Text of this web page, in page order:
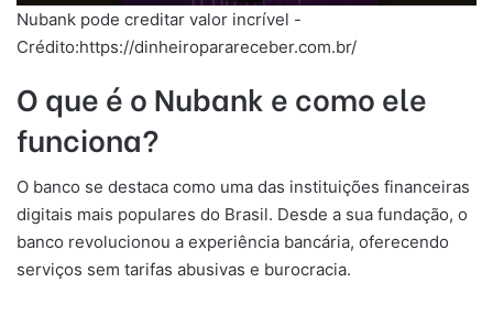
Nubank pode creditar valor incrível -
Crédito:https://dinheiroparareceber.com.br/
O que é o Nubank e como ele
funciona?
O banco se destaca como uma das instituições financeiras
digitais mais populares do Brasil. Desde a sua fundação, o
banco revolucionou a experiência bancária, oferecendo
serviços sem tarifas abusivas e burocracia.